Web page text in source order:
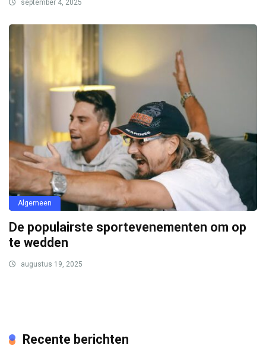
september 4, 2025
Algemeen
De populairste sportevenementen om op
te wedden
augustus 19, 2025
Recente berichten